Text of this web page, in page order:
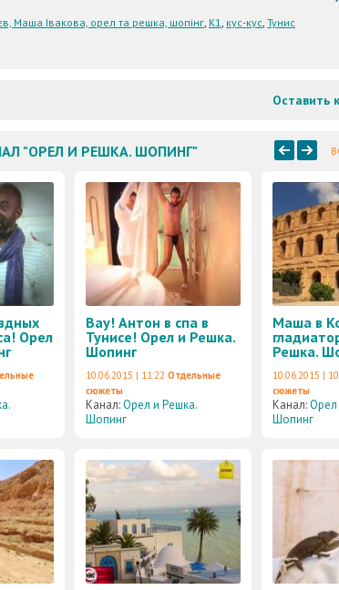
Маша Івакова, орел та решка, шопінг, К1, кус-кус, Тунис
Оставить
"ОРЕЛ И РЕШКА. ШОПИНГ"
Орел
Вау! Антон в спа в
Тунисе! Орел и Решка.
Шопинг
10.06.2015 | 11:22 Отдельные
сюжеты
Канал:Орел и Решка.
Шопинг
Маша в
Решка.
10.06.2015 |
сюжеты
Канал:Орел
Шопинг